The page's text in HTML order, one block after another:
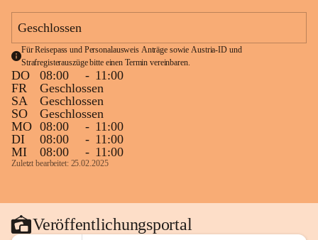
Geschlossen
Für Reisepass und Personalausweis Anträge sowie Austria-ID und
Strafregisterauszüge bitte einen Termin vereinbaren.
DO 08:00 - 11:00
FR
Geschlossen
SA
Geschlossen
SO
Geschlossen
MO 08:00 - 11:00
DI
08:00 - 11:00
MI
08:00 - 11:00
Zuletzt bearbeitet: 25.02.2025
Veröffentlichungsportal